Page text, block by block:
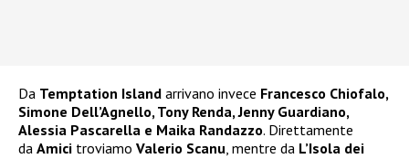
Da Temptation Island arrivano invece Francesco Chiofalo,
Simone Dell’Agnello, Tony Renda, Jenny Guardiano,
Alessia Pascarella e Maika Randazzo. Direttamente
da Amici troviamo Valerio Scanu , mentre da L’Isola dei